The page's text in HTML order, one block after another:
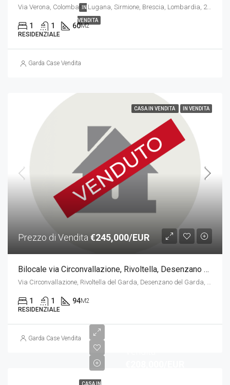
IN
VENDITA
Via Verona, Colombare, Lugana, Sirmione, Brescia, Lombardia, 25019, Italia
1 1 60M2
RESIDENZIALE
Garda Case Vendita
CASA IN VENDITA IN VENDITA
Prezzo di Vendita €245,000/EUR
Bilocale via Circonvallazione, Rivoltella, Desenzano del Garda
1 1 94M2
RESIDENZIALE
Garda Case Vendita
CASA IN